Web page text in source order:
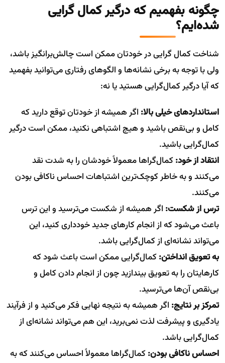
چگونه بفهمیم که درگیر کمال گرایی
شده‌ایم؟
شناخت کمال گرایی در خودتان ممکن است چالش‌برانگیز باشد،
ولی با توجه به برخی نشانه‌ها و الگوهای رفتاری می‌توانید بفهمید
که آیا درگیر کمال‌گرایی هستید یا نه:
استانداردهای خیلی بالا: اگر همیشه از خودتان توقع دارید که
کامل و بی‌نقص باشید و هیچ اشتباهی نکنید، ممکن است درگیر
کمال‌گرایی باشید.
انتقاد از خود:کمال‌گراها معمولاً خودشان را به شدت نقد
می‌کنند و به خاطر کوچک‌ترین اشتباهات احساس ناکافی بودن
می‌کنند.
ترس از شکست: اگر همیشه از شکست می‌ترسید و این ترس
باعث می‌شود که از انجام کارهای جدید خودداری کنید، این
می‌تواند نشانه‌ای از کمال‌گرایی باشد.
به تعویق انداختن:کمال‌گرایی ممکن است باعث شود که
کارهایتان را به تعویق بیندازید چون از انجام دادن کامل و
بی‌نقص آن‌ها می‌ترسید.
تمرکز بر نتایج: اگر همیشه به نتیجه نهایی فکر می‌کنید و از فرآیند
یادگیری و پیشرفت لذت نمی‌برید، این هم می‌تواند نشانه‌ای از
کمال‌گرایی باشد.
احساس ناکافی بودن:کمال‌گراها معمولاً احساس می‌کنند که به